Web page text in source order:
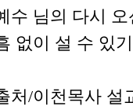
수 님의 다시
없이 설 수 있
처/이천목사 설